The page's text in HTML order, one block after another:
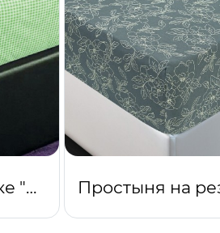
Простыня на резинке "Клетка (зеленый)"